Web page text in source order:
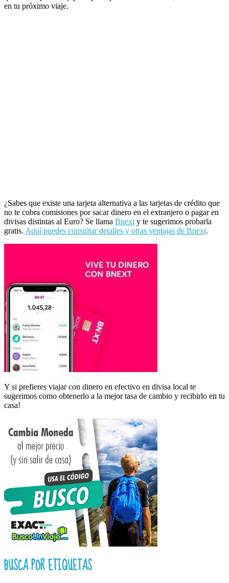
en tu próximo viaje.
¿Sabes que existe una tarjeta alternativa a las tarjetas de crédito que
no te cobra comisiones por sacar dinero en el extranjero o pagar en
divisas distintas al Euro? Se llama Bnext y te sugerimos probarla
gratis. Aquí puedes consultar detalles y otras ventajas de Bnext.
Y si prefieres viajar con dinero en efectivo en divisa local te
sugerimos como obtenerlo a la mejor tasa de cambio y recibirlo en tu
casa!
BUSCA POR ETIQUETAS